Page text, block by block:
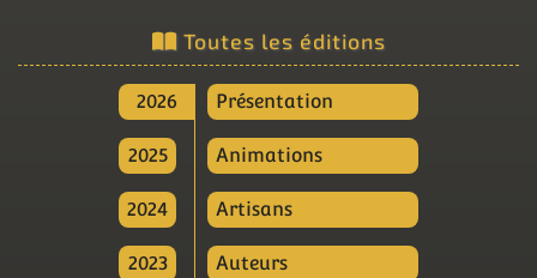
Toutes les éditions
2026
2025
2024
2023
Présentation
Animations
Artisans
Auteurs